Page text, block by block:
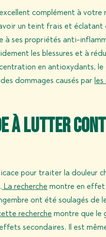
complément à votre
un teint frais et éclatant
à ses propriétés anti-
les blessures et à
en antioxydants, le
dommages causés par
à lutter
pour traiter la douleur
La recherche montre en effet
ont été soulagés de
recherche montre que le
secondaires. Il est